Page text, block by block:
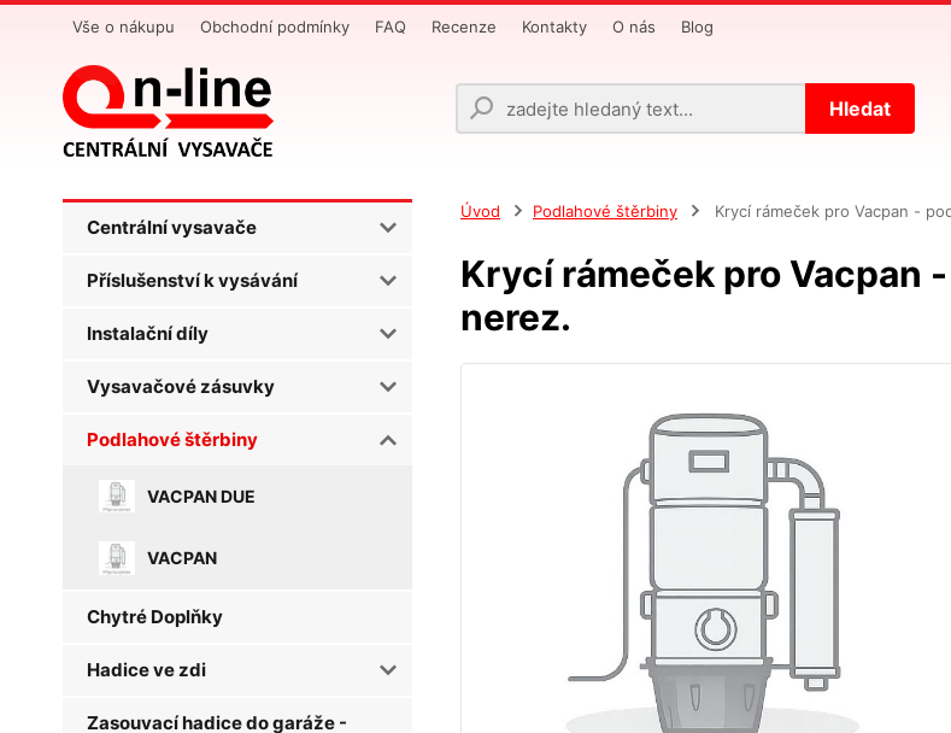
Vše o nákupu Obchodní podmínky FAQ Recenze Kontakty O nás Blog
Hledat
Centrální vysavače
Příslušenství k vysávání
Instalační díly
Vysavačové zásuvky
Podlahové štěrbiny
VACPAN DUE
VACPAN
Chytré Doplňky
Hadice ve zdi
Zasouvací hadice do garáže -
Úvod Podlahové štěrbiny Krycí rámeček pro Vacpan -
Krycí rámeček pro Vacpan
nerez.